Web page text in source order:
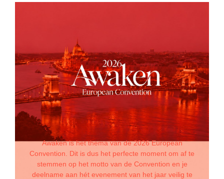
Awaken is het thema van de 2026 European
Convention. Dit is dus het perfecte moment om af te
stemmen op het motto van de Convention en je
deelname aan hét evenement van het jaar veilig te